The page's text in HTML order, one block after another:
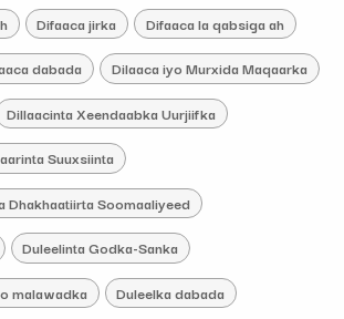
Difaaca jirka Difaaca la qabsiga ah
dabada Dilaaca iyo Murxida Maqaarka
Dillaacinta Xeendaabka Uurjiifka
Suuxsiinta
Dhakhaatiirta Soomaaliyeed
Duleelinta Godka-Sanka
malawadka Duleelka dabada